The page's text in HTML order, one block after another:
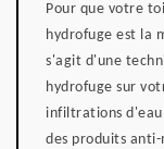
Pour que votre
hydrofuge est la
s'agit d'une
hydrofuge sur
infiltrations
des produits anti-